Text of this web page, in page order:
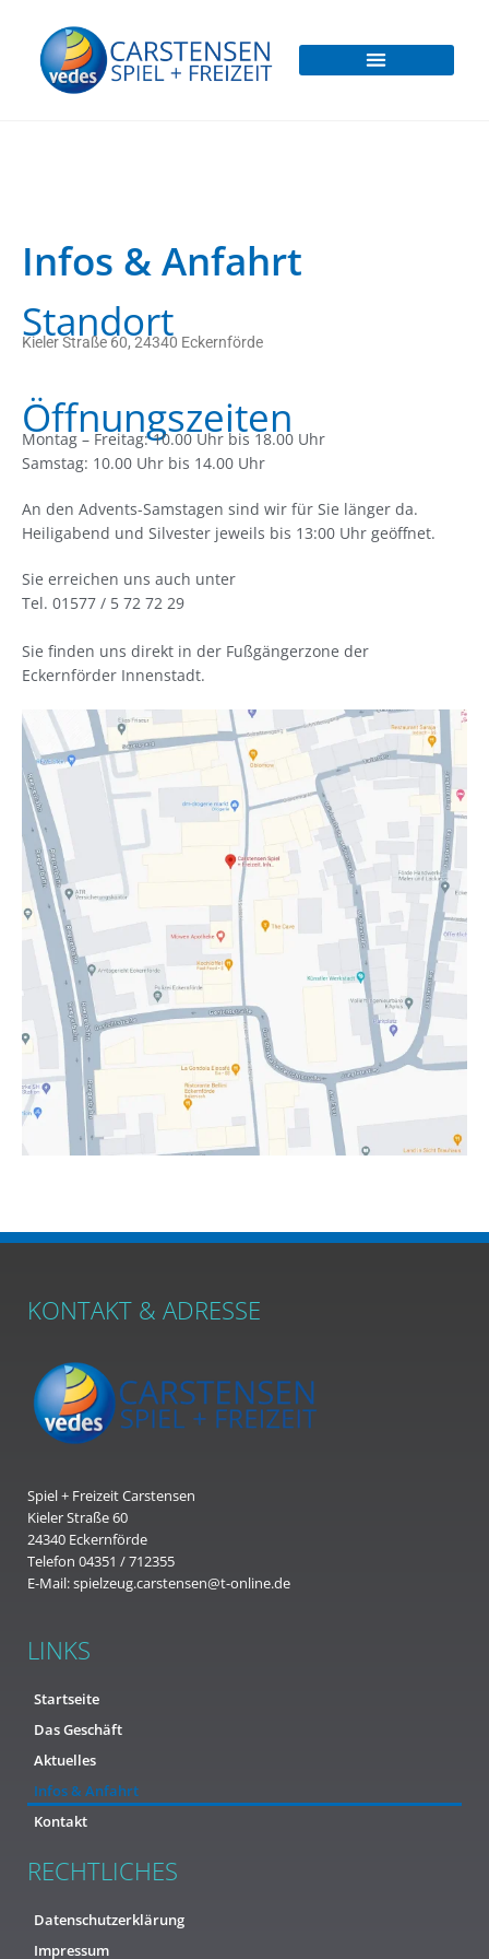
Infos & Anfahrt
Standort
Kieler Straße 60, 24340 Eckernförde
Öffnungszeiten
Montag – Freitag: 10.00 Uhr bis 18.00 Uhr
Samstag: 10.00 Uhr bis 14.00 Uhr
An den Advents-Samstagen sind wir für Sie länger da.
Heiligabend und Silvester jeweils bis 13:00 Uhr geöffnet.
Sie erreichen uns auch unter
Tel. 01577 / 5 72 72 29
Sie finden uns direkt in der Fußgängerzone der
Eckernförder Innenstadt.
KONTAKT & ADRESSE
Spiel + Freizeit Carstensen
Kieler Straße 60
24340 Eckernförde
Telefon 04351 / 712355
E-Mail: spielzeug.carstensen@t-online.de
LINKS
Startseite
Das Geschäft
Aktuelles
Infos & Anfahrt
Kontakt
RECHTLICHES
Datenschutzerklärung
Impressum